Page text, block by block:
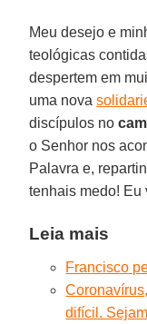
Meu desejo e
teológicas
despertem em
uma nova
discípulos no
o Senhor nos
Palavra e,
tenhais medo! Eu
Leia mais
Francisco
difícil.